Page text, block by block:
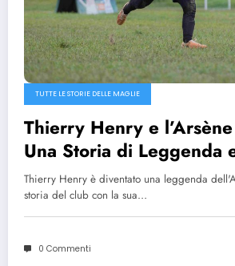
TUTTE LE STORIE DELLE MAGLIE
Thierry Henry e
Una Storia di Leggenda
Thierry Henry è diventato una leggenda
storia del club con la sua…
0 Commenti